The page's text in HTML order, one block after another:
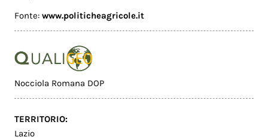
Fonte:www.politicheagricole.it
Nocciola Romana DOP
TERRITORIO:
Lazio